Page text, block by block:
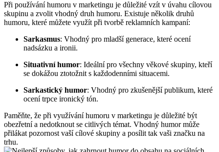
Při používání humoru v marketingu je důležité vzít v úvahu cílovou
skupinu a zvolit vhodný druh humoru. Existuje několik druhů
humoru, které můžete využít při tvorbě reklamních kampaní:
Sarkasmus: Vhodný pro mladší generace, které ocení
nadsázku a ironii.
Situativní humor: Ideální pro všechny věkové skupiny, kteří
se dokážou ztotožnit s každodenními situacemi.
Sarkastický humor: Vhodný pro zkušenější publikum, které
ocení trpce ironický tón.
Paměňte, že při využívání humoru v marketingu je důležité být
obezřetní a nedotknout se citlivých témat. Vhodný humor může
přilákat pozornost vaší cílové skupiny a posílit tak vaši značku na
trhu.